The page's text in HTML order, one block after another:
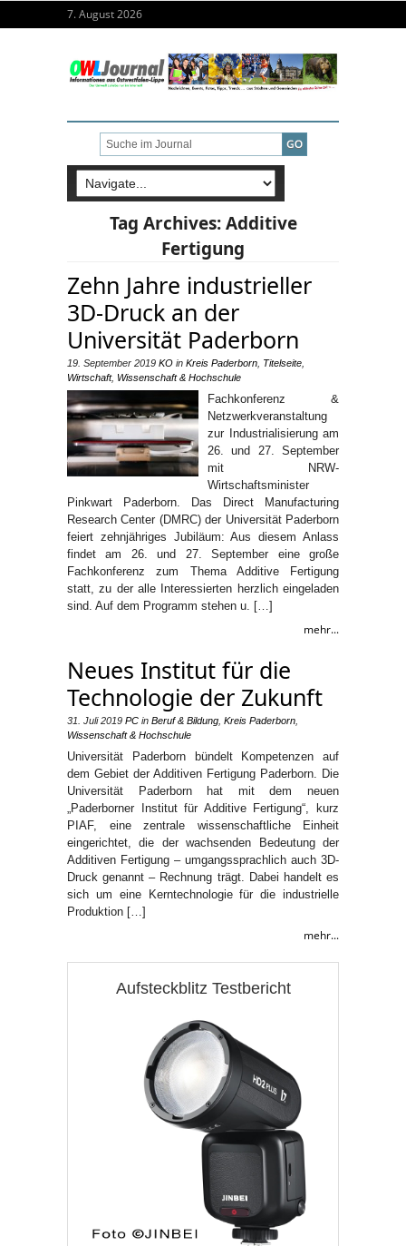
7. August 2026
Tag Archives:Additive
Fertigung
Zehn Jahre industrieller
3D-Druck an der
Universität Paderborn
19. September 2019 KO in Kreis Paderborn Titelseite
Wirtschaft, Wissenschaft & Hochschule
Fachkonferenz &
Netzwerkveranstaltung
zur Industrialisierung am
26. und 27. September
mit NRW-
Wirtschaftsminister
Pinkwart Paderborn. Das Direct Manufacturing
Research Center (DMRC) der Universität Paderborn
feiert zehnjähriges Jubiläum: Aus diesem Anlass
findet am 26. und 27. September eine große
Fachkonferenz zum Thema Additive Fertigung
statt, zu der alle Interessierten herzlich eingeladen
sind. Auf dem Programm stehen u. […]
mehr...
Neues Institut für die
Technologie der Zukunft
31. Juli 2019 PC in Beruf & Bildung Kreis Paderborn
Wissenschaft & Hochschule
Universität Paderborn bündelt Kompetenzen auf
dem Gebiet der Additiven Fertigung Paderborn. Die
Universität Paderborn hat mit dem neuen
„Paderborner Institut für Additive Fertigung“, kurz
PIAF, eine zentrale wissenschaftliche Einheit
eingerichtet, die der wachsenden Bedeutung der
Additiven Fertigung – umgangssprachlich auch 3D-
Druck genannt – Rechnung trägt. Dabei handelt es
sich um eine Kerntechnologie für die industrielle
Produktion […]
mehr...
Aufsteckblitz Testbericht